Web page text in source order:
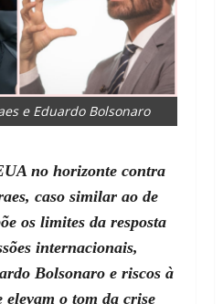
e Eduardo Bolsonaro
no horizonte contra
caso similar ao de
os limites da resposta
internacionais,
Bolsonaro e riscos à
o tom da crise